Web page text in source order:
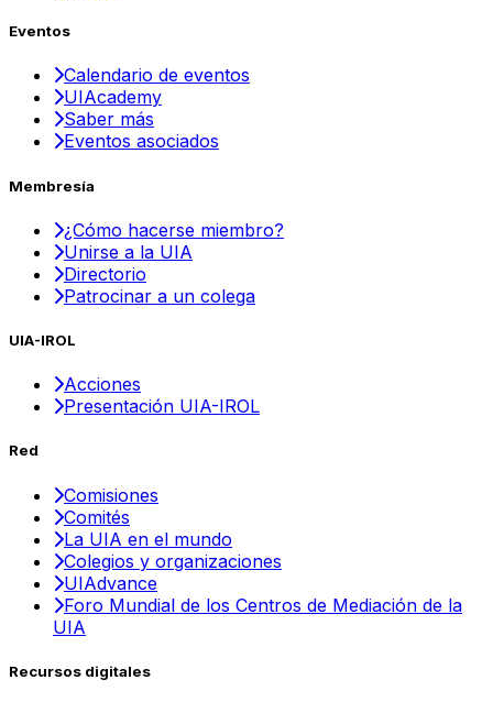
Eventos
Calendario de eventos
UIAcademy
Saber más
Eventos asociados
Membresía
¿Cómo hacerse miembro?
Unirse a la UIA
Directorio
Patrocinar a un colega
UIA-IROL
Acciones
Presentación UIA-IROL
Red
Comisiones
Comités
La UIA en el mundo
Colegios y organizaciones
UIAdvance
Foro Mundial de los Centros de Mediación de la
UIA
Recursos digitales